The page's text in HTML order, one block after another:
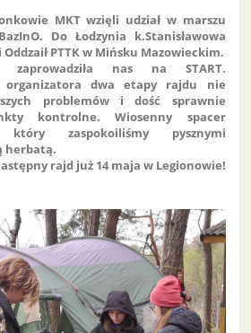
MKT wzięli udział w marszu
Do Łodzynia k.Stanisławowa
PTTK w Mińsku Mazowieckim.
zaprowadziła nas na START.
organizatora dwa etapy rajdu nie
problemów i dość sprawnie
kontrolne. Wiosenny spacer
zaspokoiliśmy pysznymi
herbatą.
rajd już 14 maja w Legionowie!